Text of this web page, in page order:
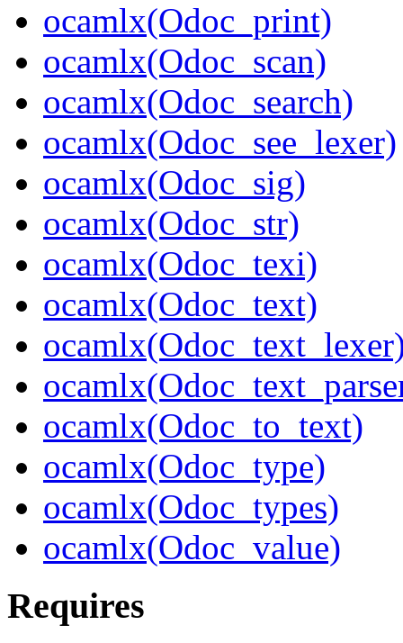
ocamlx(Odoc_print)
ocamlx(Odoc_scan)
ocamlx(Odoc_search)
ocamlx(Odoc_see_lexer)
ocamlx(Odoc_sig)
ocamlx(Odoc_str)
ocamlx(Odoc_texi)
ocamlx(Odoc_text)
ocamlx(Odoc_to_text)
ocamlx(Odoc_type)
ocamlx(Odoc_types)
ocamlx(Odoc_value)
Requires